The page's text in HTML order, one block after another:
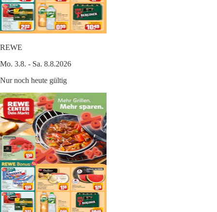
REWE
Mo. 3.8. - Sa. 8.8.2026
Nur noch heute gültig